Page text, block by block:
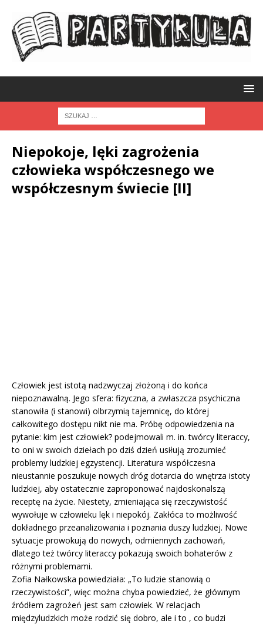
Niepokoje, lęki zagrożenia
człowieka współczesnego we
współczesnym świecie [II]
Człowiek jest istotą nadzwyczaj złożoną i do końca
niepoznawalną. Jego sfera: fizyczna, a zwłaszcza psychiczna
stanowiła (i stanowi) olbrzymią tajemnicę, do której
całkowitego dostępu nikt nie ma. Próbę odpowiedzenia na
pytanie: kim jest człowiek? podejmowali m. in. twórcy literaccy,
to oni w swoich dziełach po dziś dzień usiłują zrozumieć
problemy ludzkiej egzystencji. Literatura współczesna
nieustannie poszukuje nowych dróg dotarcia do wnętrza istoty
ludzkiej, aby ostatecznie zaproponować najdoskonalszą
receptę na życie. Niestety, zmieniająca się rzeczywistość
wywołuje w człowieku lęk i niepokój. Zakłóca to możliwość
dokładnego przeanalizowania i poznania duszy ludzkiej. Nowe
sytuacje prowokują do nowych, odmiennych zachowań,
dlatego też twórcy literaccy pokazują swoich bohaterów z
różnymi problemami.
Zofia Nałkowska powiedziała: „To ludzie stanowią o
rzeczywistości”, więc można chyba powiedzieć, że głównym
źródłem zagrożeń jest sam człowiek. W relacjach
międzyludzkich może rodzić się dobro, ale i to , co budzi